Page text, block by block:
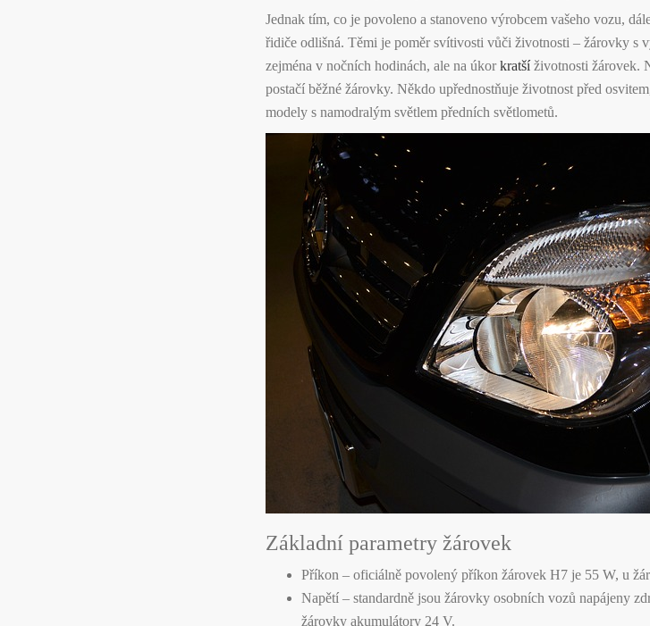
Jednak tím, co je povoleno a stanoveno výrobcem vašeho vozu,
řidiče odlišná. Těmi je poměr svítivosti vůči životnosti – žárovky s
zejména v nočních hodinách, ale na úkorkratšíživotnosti žárovek.
postačí běžné žárovky. Někdo upřednostňuje životnost před
modely s namodralým světlem předních světlometů.
Základní parametry žárovek
Příkon – oficiálně povolený příkon žárovek H7 je 55 W, u
Napětí – standardně jsou žárovky osobních vozů napájeny
žárovky akumulátory 24 V.